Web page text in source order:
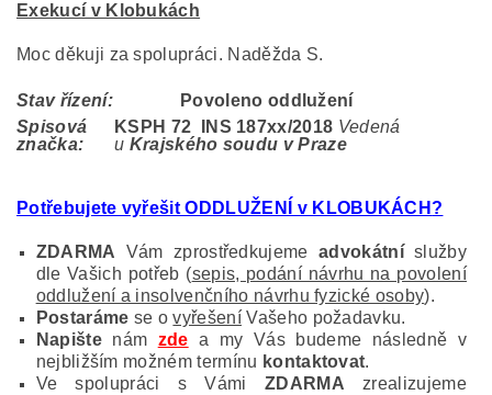
Exekucí v Klobukách
Moc děkuji za spolupráci. Naděžda S.
Stav řízení:
Povoleno oddlužení
Spisová
značka:
KSPH 72 INS 187xx/2018 Vedená
u Krajského soudu v Praze
Potřebujete vyřešit ODDLUŽENÍ v KLOBUKÁCH?
ZDARMA Vám zprostředkujeme advokátníslužby
dle Vašich potřeb (sepis, podání návrhu na povolení
oddlužení a insolvenčního návrhu fyzické osoby).
Postaráme se ovyřešeníVašeho požadavku.
Napištenám zde a my Vás budeme následně v
nejbližším možném termínu kontaktovat.
Ve spolupráci s Vámi ZDARMA zrealizujeme